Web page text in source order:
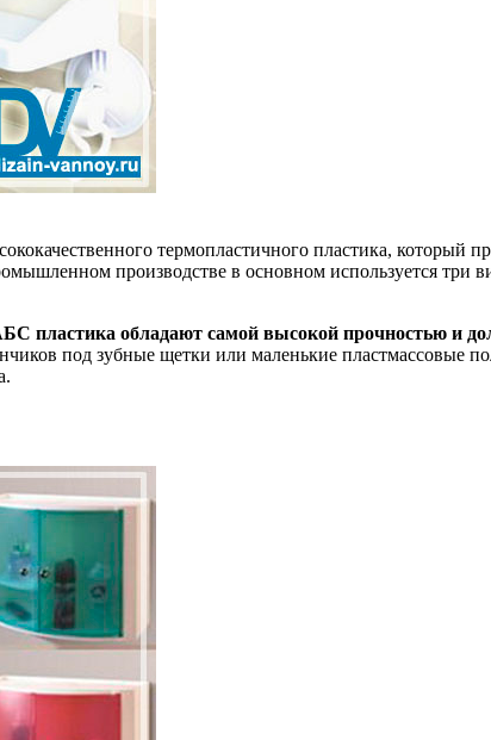
термопластичного пластика, который
производстве в основном используется три
пластика обладают самой высокой прочностью и
под зубные щетки или маленькие пластмассовые